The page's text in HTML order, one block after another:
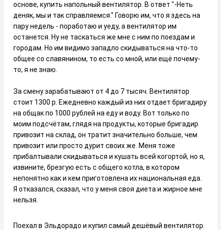
основе, купить напольный вентилятор. В ответ "-Неть
деняк, мы и так справляемся." Говорю им, что я здесь на
пару недель - поработаю и уеду, а вентилятор им
останется. Ну не таскаться же мне с ним по поездам и
городам. Но им видимо западло скидываться на что-то
общее со славянином, то есть со мной, или ещё почему-
то, я не знаю.
За смену зарабатывают от 4 до 7 тысяч. Вентилятор
стоит 1300 р. Ежедневно каждый из них отдает бригадиру
на общак по 1000 рублей на еду и воду. Вот только по
моим подсчётам, глядя на продукты, которые бригадир
привозит на склад, он тратит значительно больше, чем
привозит или просто дурит своих же. Меня тоже
прибалтывали скидываться и кушать всей когортой, но я,
извините, брезгую есть с общего котла, в котором
непонятно как и кем приготовлена их национальная еда.
Я отказался, сказал, что у меня своя диета и жирное мне
нельзя.
Поехал в Эльдорадо и купил самый дешёвый вентилятор.